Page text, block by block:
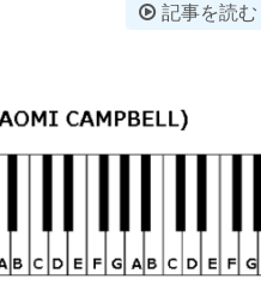
記事を読む